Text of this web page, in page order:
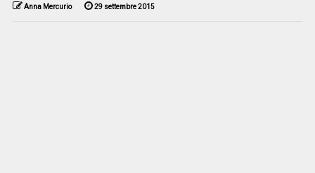
Anna Mercurio 29 settembre 2015